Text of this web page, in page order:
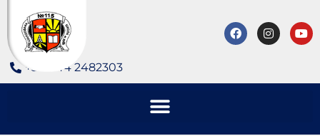
+380 44 2482303